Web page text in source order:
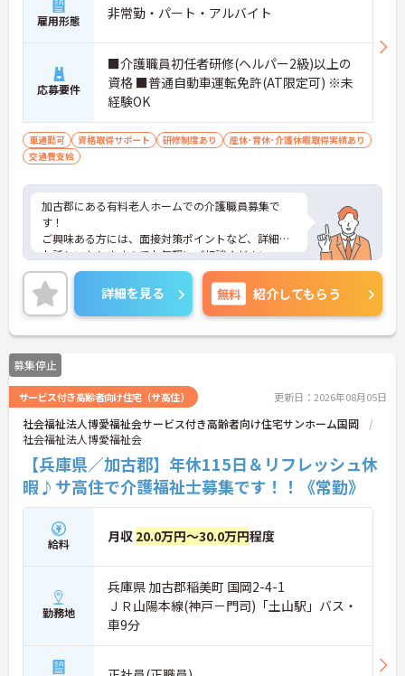
雇用形態 非常勤・パート・アルバイト
応募要件
■介護職員初任者研修(ヘルパー2級)以上の
資格 ■普通自動車運転免許(AT限定可) ※未
経験OK
車通勤可 資格取得サポート 研修制度あり
産休･育休･介護休暇取得実績あり
交通費支給
加古郡にある有料老人ホームでの介護職員募集で
す！
ご興味ある方には、面接対策ポイントなど、詳細を
お話しいたしますのでお気軽にご相談ください。
詳細を見る 無料 紹介してもらう
募集停止
サービス付き高齢者向け住宅（サ高住） 更新日：2026年08月05日
社会福祉法人博愛福祉会サービス付き高齢者向け住宅サンホーム国岡
社会福祉法人博愛福祉会
【兵庫県／加古郡】年休115日＆リフレッシュ休
暇♪サ高住で介護福祉士募集です！！《常勤》
給料 月収 20.0万円～30.0万円程度
勤務地
兵庫県 加古郡稲美町 国岡2-4-1
ＪＲ山陽本線(神戸－門司)「土山駅」バス・
車9分